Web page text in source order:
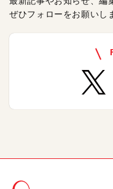
ぜひフォローをお願いし